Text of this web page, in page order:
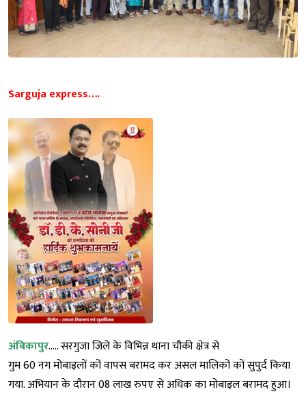
Sarguja express….
अंबिकापुर….. सरगुजा जिले के विभिन्न थाना चौकी क्षेत्र से
गुम 60 नग मोबाइलों कों वापस बरामद कर असल मालिकों कों सुपुर्द किया
गया. अभियान के दौरान 08 लाख रुपए से अधिक का मोबाइल बरामद हुआ।